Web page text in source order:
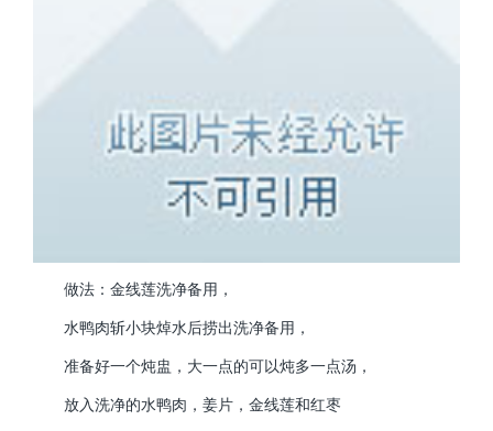
做法：金线莲洗净备用，
水鸭肉斩小块焯水后捞出洗净备用，
准备好一个炖盅，大一点的可以炖多一点汤，
放入洗净的水鸭肉，姜片，金线莲和红枣